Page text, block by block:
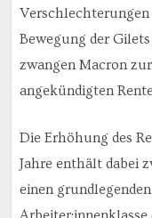
Verschlechterungen
Bewegung der
zwangen Macron
angekündigten
Die Erhöhung des
Jahre enthält dabei
einen